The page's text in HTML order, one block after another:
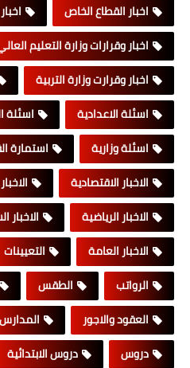
اخبار القطاع الخاص
اخبار وقرارات وزارة التعليم
اخبار وقرارت وزارة التربية
اسئلة الاعدادية
اسئلة وزارية
استمارة
الاخبار الاقتصادية
الاخبار الرياضية
الاخبار
الاخبار العامة
التعيينات
الرواتب
الطقس
العقود والاجور
المدارس
دروس
دروس الابتدائية